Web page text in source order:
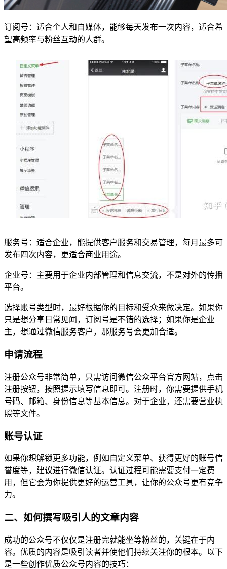
订阅号：适合个人和自媒体，能够每天发布一次内容，适合希
望高频率与粉丝互动的人群。
服务号：适合企业，能提供客户服务和交易管理，每月最多可
发布四次内容，更适合商业用途。
企业号：主要用于企业内部管理和信息交流，不是对外的传播
平台。
选择账号类型时，最好根据你的目标和受众来做决定。如果你
只是想分享日常见闻，订阅号是不错的选择；如果你是企业
主，想通过微信服务客户，那服务号会更加合适。
申请流程
注册公众号非常简单，只需访问微信公众平台官方网站，点击
注册按钮，按照提示填写信息即可。注册时，你需要提供手机
号码、邮箱、身份信息等基本信息。对于企业，还需要营业执
照等文件。
账号认证
如果你想解锁更多功能，例如自定义菜单、获得更好的账号信
誉度等，建议进行微信认证。认证过程可能需要支付一定费
用，但它会为你提供更好的运营工具，让你的公众号更有竞争
力。
二、如何撰写吸引人的文章内容
成功的公众号不仅仅是注册完就能坐等粉丝的，关键在于内
容。优质的内容是吸引读者并使他们持续关注你的根本。以下
是一些创作优质公众号内容的技巧：